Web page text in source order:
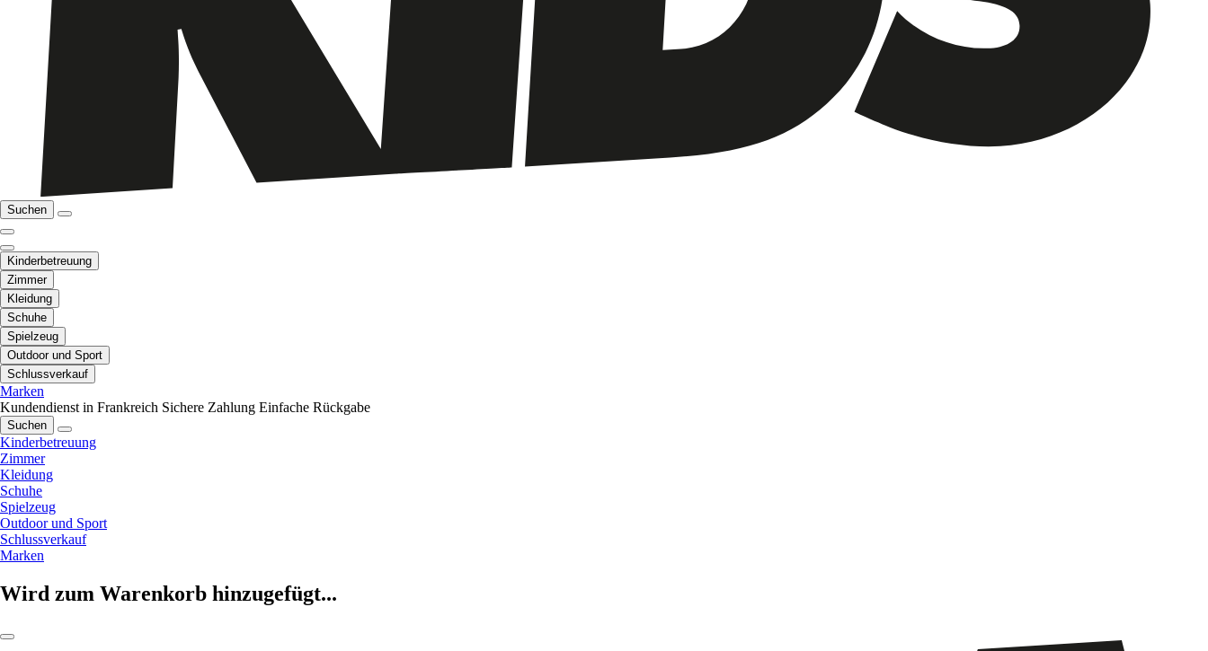
Suchen
Kinderbetreuung
Zimmer
Kleidung
Schuhe
Spielzeug
Outdoor und Sport
Schlussverkauf
Marken
Kundendienst in Frankreich Sichere Zahlung Einfache Rückgabe
Suchen
Kinderbetreuung
Zimmer
Kleidung
Schuhe
Spielzeug
Outdoor und Sport
Schlussverkauf
Marken
Wird zum Warenkorb hinzugefügt...